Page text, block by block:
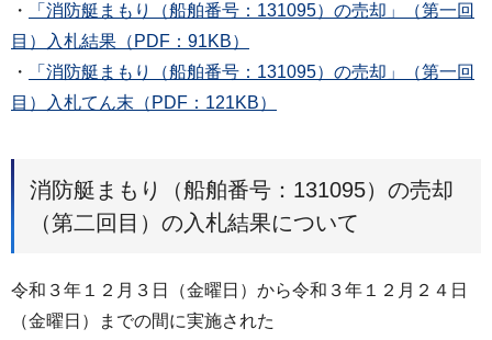
・
「消防艇まもり（船舶番号：131095）の売却」（第一回
目）入札結果（PDF：91KB）
・
「消防艇まもり（船舶番号：131095）の売却」（第一回
目）入札てん末（PDF：121KB）
消防艇まもり（船舶番号：131095）の売却
（第二回目）の入札結果について
令和３年１２月３日（金曜日）から令和３年１２月２４日
（金曜日）までの間に実施された